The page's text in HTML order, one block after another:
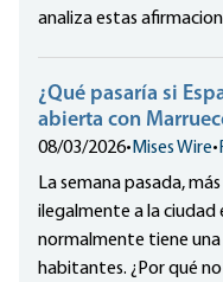
analiza estas
¿Qué pasaría si
abierta con
08/03/2026• Mises Wire•
La semana pasada,
ilegalmente a la ciudad
normalmente tiene
habitantes. ¿Por qué